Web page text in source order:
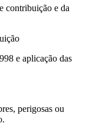
contribuição e da
e aplicação das
perigosas ou